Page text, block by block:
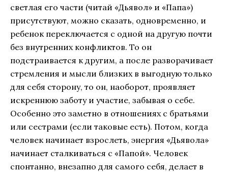
светлая его части (читай «Дьявол» и «Папа»)
присутствуют, можно сказать, одновременно, и
ребенок переключается с одной на другую почти
без внутренних конфликтов. То он
подстраивается к другим, а после разворачивает
стремления и мысли близких в выгодную только
для себя сторону, то он, наоборот, проявляет
искреннюю заботу и участие, забывая о себе.
Особенно это заметно в отношениях с братьями
или сестрами (если таковые есть). Потом, когда
человек начинает взрослеть, энергия «Дьявола»
начинает сталкиваться с «Папой». Человек
спонтанно, внезапно для самого себя, делает в